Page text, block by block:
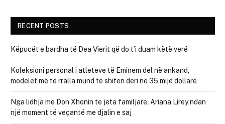
RECENT POSTS
Këpucët e bardha të Dea Vierit që do t’i duam këtë verë
Koleksioni personal i atleteve të Eminem del në ankand,
modelet më të rralla mund të shiten deri në 35 mijë dollarë
Nga lidhja me Don Xhonin te jeta familjare, Ariana Lirey ndan
një moment të veçantë me djalin e saj